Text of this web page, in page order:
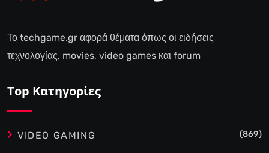
Το techgame.gr αφορά θέματα όπως οι ειδήσεις
τεχνολογίας, movies, video games και forum
Top Κατηγορίες
VIDEO GAMING (869)